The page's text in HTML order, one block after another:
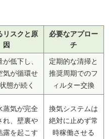
リスクと原
因
必要なアプロー
チ
低下し、
気が循環せ
態が続く
定期的な清掃と
推奨周期でのフ
ィルター交換
蒸気が完全
れ、壁裏や
露を起こす
換気システムは
絶対に止めず常
時稼働させる